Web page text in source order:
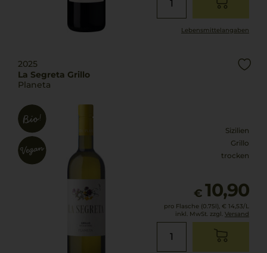
Lebensmittel­angaben
2025
La Segreta Grillo
Planeta
Sizilien
Grillo
trocken
€ 10,90
pro Flasche (0.75l), € 14,53/L
inkl. MwSt. zzgl. Versand